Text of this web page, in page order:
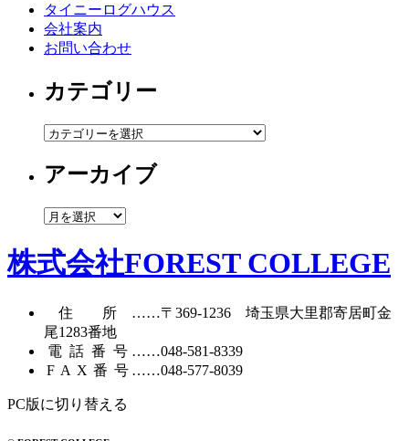
タイニーログハウス
会社案内
お問い合わせ
カテゴリー
カ
ゴ
ー
アーカイブ
ア
カ
イ
株式会社FOREST COLLEGE
住所……〒369-1236 埼玉県大里郡寄居町金
尾1283番地
電話番号……048-581-8339
FAX番号……048-577-8039
PC版に切り替える